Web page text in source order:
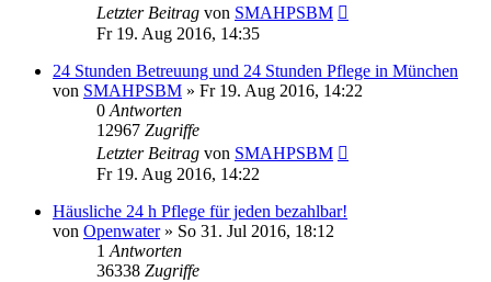
Letzter Beitrag von SMAHPSBM
Fr 19. Aug 2016, 14:35
24 Stunden Betreuung und 24 Stunden Pflege in München
von SMAHPSBM » Fr 19. Aug 2016, 14:22
0 Antworten
12967 Zugriffe
Letzter Beitrag von SMAHPSBM
Fr 19. Aug 2016, 14:22
Häusliche 24 h Pflege für jeden bezahlbar!
von Openwater» So 31. Jul 2016, 18:12
1 Antworten
36338 Zugriffe